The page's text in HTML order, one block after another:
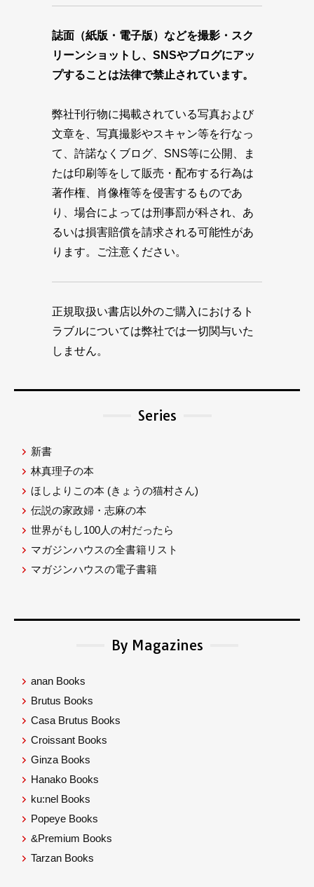
誌面（紙版・電子版）などを撮影・スク
リーンショットし、SNSやブログにアッ
プすることは法律で禁止されています。
弊社刊行物に掲載されている写真および
文章を、写真撮影やスキャン等を行なっ
て、許諾なくブログ、SNS等に公開、ま
たは印刷等をして販売・配布する行為は
著作権、肖像権等を侵害するものであ
り、場合によっては刑事罰が科され、あ
るいは損害賠償を請求される可能性があ
ります。ご注意ください。
正規取扱い書店以外のご購入におけるト
ラブルについては弊社では一切関与いた
しません。
Series
新書
林真理子の本
ほしよりこの本 (きょうの猫村さん)
伝説の家政婦・志麻の本
世界がもし100人の村だったら
マガジンハウスの全書籍リスト
マガジンハウスの電子書籍
By Magazines
anan Books
Brutus Books
Casa Brutus Books
Croissant Books
Ginza Books
Hanako Books
ku:nel Books
Popeye Books
&Premium Books
Tarzan Books